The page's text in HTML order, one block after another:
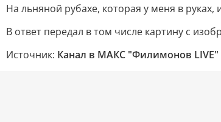
На льняной рубахе, которая у меня в
В ответ передал в том числе картину с
Источник: Канал в МАКС "Филимонов LIVE"